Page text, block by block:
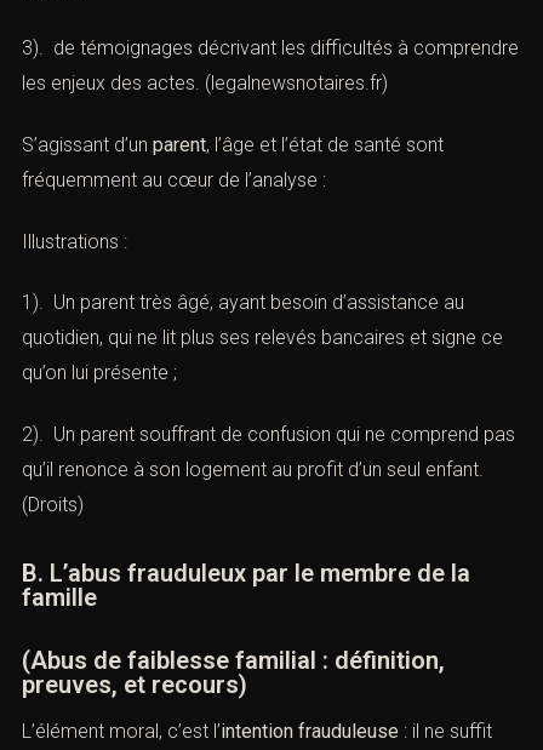
3). de témoignages décrivant les difficultés à comprendre
les enjeux des actes. ( legalnewsnotaires.fr)
S’agissant d’un parent, l’âge et l’état de santé sont
fréquemment au cœur de l’analyse :
Illustrations :
1). Un parent très âgé, ayant besoin d’assistance au
quotidien, qui ne lit plus ses relevés bancaires et signe ce
qu’on lui présente ;
2). Un parent souffrant de confusion qui ne comprend pas
qu’il renonce à son logement au profit d’un seul enfant.
(Droits)
B. L’abus frauduleux par le membre de la
famille
(Abus de faiblesse familial : définition,
preuves, et recours)
L’élément moral, c’est l’intention frauduleuse : il ne suffit